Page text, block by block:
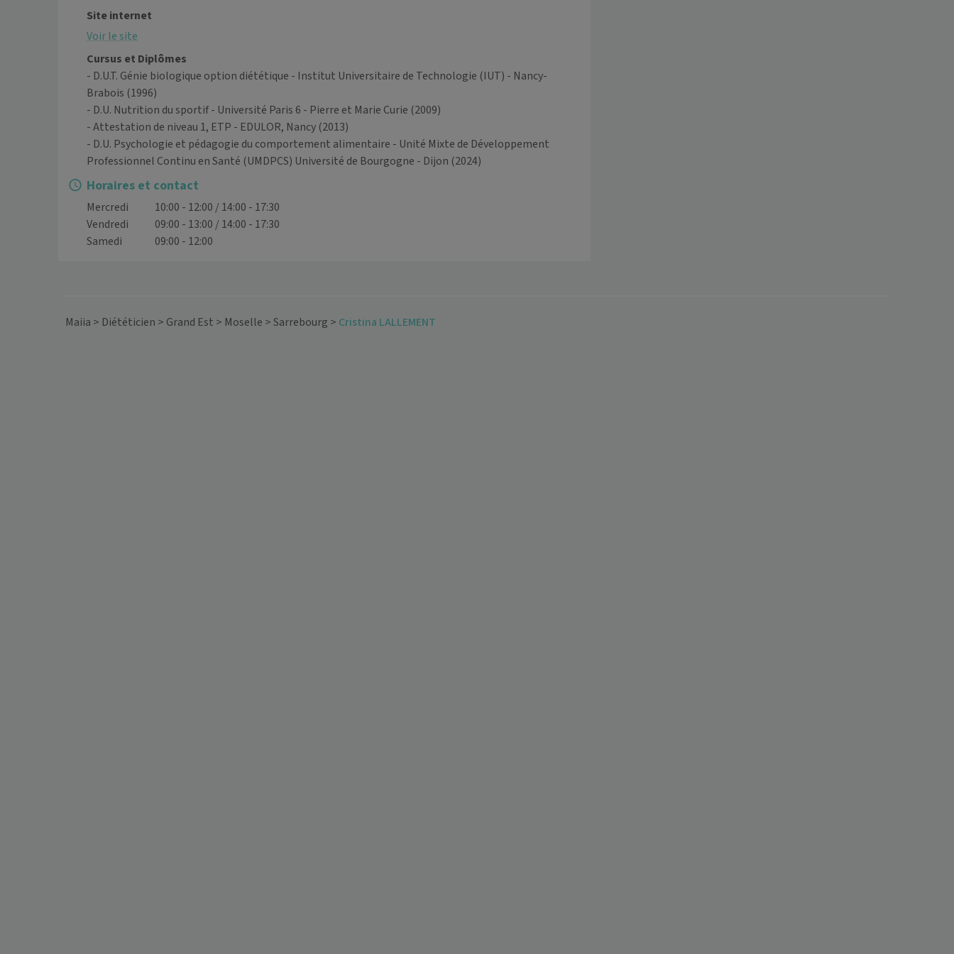
Site internet
Voir le site
Cursus et Diplômes
- D.U.T. Génie biologique option diététique - Institut Universitaire de Technologie (IUT) - Nancy-
Brabois (1996)
- D.U. Nutrition du sportif - Université Paris 6 - Pierre et Marie Curie (2009)
- Attestation de niveau 1, ETP - EDULOR, Nancy (2013)
- D.U. Psychologie et pédagogie du comportement alimentaire - Unité Mixte de Développement
Professionnel Continu en Santé (UMDPCS) Université de Bourgogne - Dijon (2024)
Horaires et contact
Mercredi
10:00 - 12:00 / 14:00 - 17:30
Vendredi
09:00 - 13:00 / 14:00 - 17:30
Samedi
09:00 - 12:00
Maiia > Diététicien > Grand Est > Moselle >Sarrebourg > Cristina LALLEMENT